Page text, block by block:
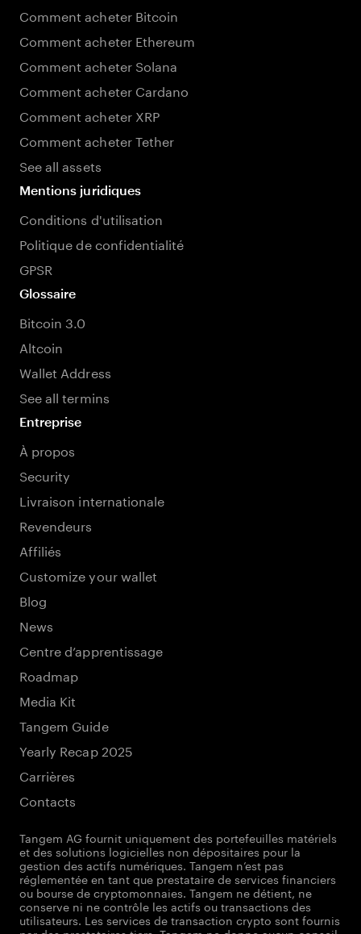
Comment acheter Bitcoin
Comment acheter Ethereum
Comment acheter Solana
Comment acheter Cardano
Comment acheter XRP
Comment acheter Tether
See all assets
Mentions juridiques
Conditions d'utilisation
Politique de confidentialité
GPSR
Glossaire
Bitcoin 3.0
Altcoin
Wallet Address
See all termins
Entreprise
À propos
Security
Livraison internationale
Revendeurs
Affiliés
Customize your wallet
Blog
News
Centre d’apprentissage
Roadmap
Media Kit
Tangem Guide
Yearly Recap 2025
Carrières
Contacts
Tangem AG fournit uniquement des portefeuilles matériels
et des solutions logicielles non dépositaires pour la
gestion des actifs numériques. Tangem n’est pas
réglementée en tant que prestataire de services financiers
ou bourse de cryptomonnaies. Tangem ne détient, ne
conserve ni ne contrôle les actifs ou transactions des
utilisateurs. Les services de transaction crypto sont fournis